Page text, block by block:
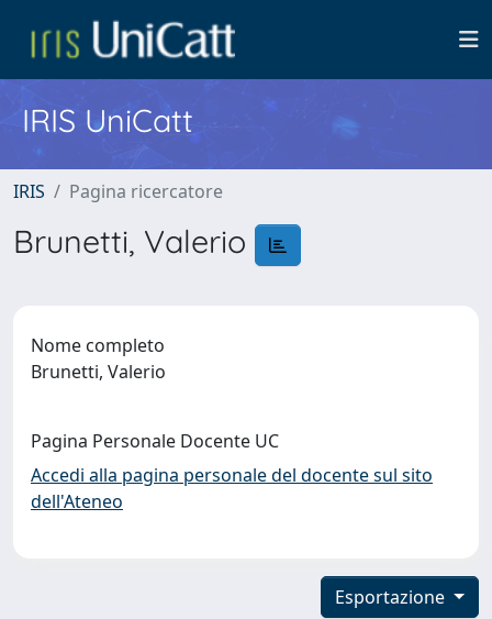
IRIS UniCatt
IRIS Pagina ricercatore
Brunetti, Valerio
Nome completo
Brunetti, Valerio
Pagina Personale Docente UC
Accedi alla pagina personale del docente sul sito
dell'Ateneo
Esportazione